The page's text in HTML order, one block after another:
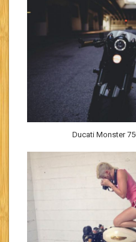
Ducati Monster